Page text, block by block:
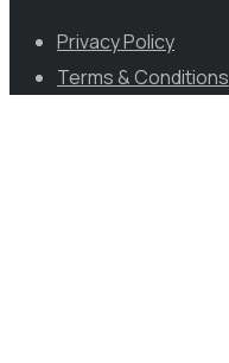
Privacy Policy
Terms & Conditions